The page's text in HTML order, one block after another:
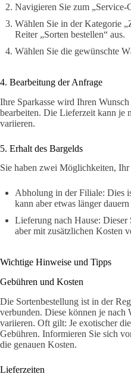
Navigieren Sie zum „Service-
Wählen Sie in der Kategorie
Reiter „Sorten bestellen“ aus.
Wählen Sie die gewünschte
4. Bearbeitung der Anfrage
Ihre Sparkasse wird Ihren
bearbeiten. Die Lieferzeit kann je
variieren.
5. Erhalt des Bargelds
Sie haben zwei Möglichkeiten,
Abholung in der Filiale: Dies
kann aber etwas länger
Lieferung nach Hause: Dieser
aber mit zusätzlichen Kosten
Wichtige Hinweise und Tipps
Gebühren und Kosten
Die Sortenbestellung ist in der
verbunden. Diese können je nach
variieren. Oft gilt: Je exotischer
Gebühren. Informieren Sie sich
die genauen Kosten.
Lieferzeiten